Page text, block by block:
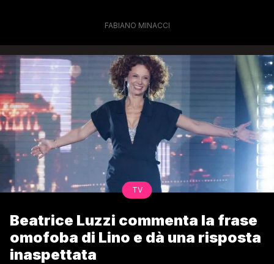
FABIANO MINACCI
TV
Beatrice Luzzi commenta la frase
omofoba di Lino e dà una risposta
inaspettata